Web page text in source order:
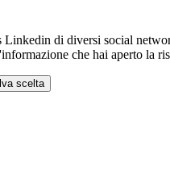
di diversi social
che hai aperto la
scelta